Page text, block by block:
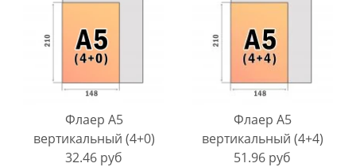
Флаер A5
вертикальный (4+0)
32.46 руб
Флаер A5
вертикальный (4+4)
51.96 руб